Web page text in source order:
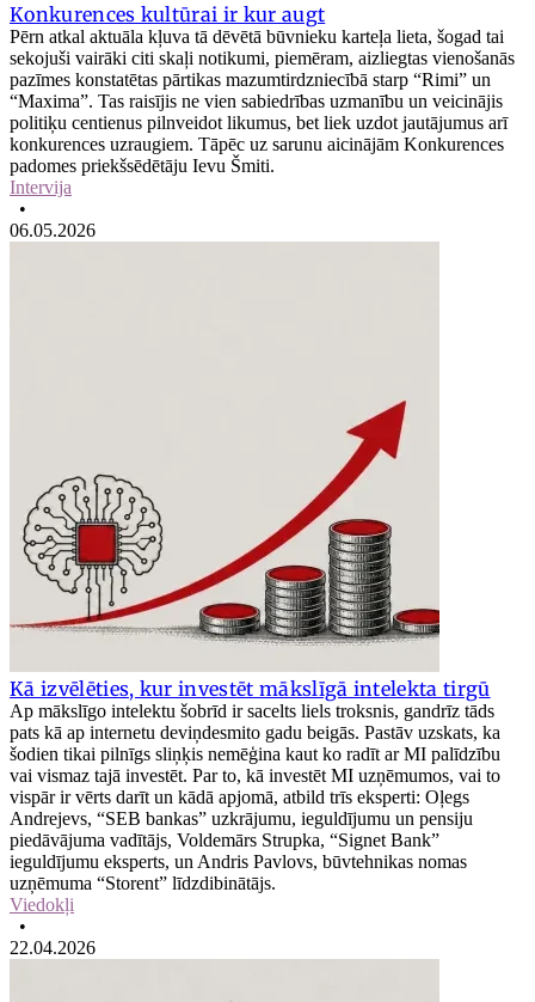
Konkurences kultūrai ir kur augt
Pērn atkal aktuāla kļuva tā dēvētā būvnieku karteļa lieta, šogad tai
sekojuši vairāki citi skaļi notikumi, piemēram, aizliegtas vienošanās
pazīmes konstatētas pārtikas mazumtirdzniecībā starp “Rimi” un
“Maxima”. Tas raisījis ne vien sabiedrības uzmanību un veicinājis
politiķu centienus pilnveidot likumus, bet liek uzdot jautājumus arī
konkurences uzraugiem. Tāpēc uz sarunu aicinājām Konkurences
padomes priekšsēdētāju Ievu Šmiti.
Intervija
•
06.05.2026
Kā izvēlēties, kur investēt mākslīgā intelekta tirgū
Ap mākslīgo intelektu šobrīd ir sacelts liels troksnis, gandrīz tāds
pats kā ap internetu deviņdesmito gadu beigās. Pastāv uzskats, ka
šodien tikai pilnīgs sliņķis nemēģina kaut ko radīt ar MI palīdzību
vai vismaz tajā investēt. Par to, kā investēt MI uzņēmumos, vai to
vispār ir vērts darīt un kādā apjomā, atbild trīs eksperti: Oļegs
Andrejevs, “SEB bankas” uzkrājumu, ieguldījumu un pensiju
piedāvājuma vadītājs, Voldemārs Strupka, “Signet Bank”
ieguldījumu eksperts, un Andris Pavlovs, būvtehnikas nomas
uzņēmuma “Storent” līdzdibinātājs.
Viedokļi
•
22.04.2026